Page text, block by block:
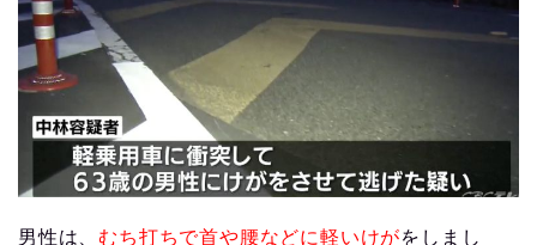
男性は、むち打ちで首や腰などに軽いけがをしまし